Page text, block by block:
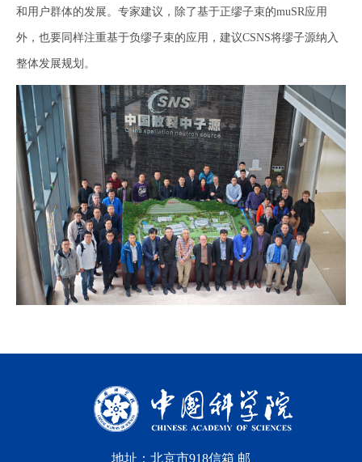
和用户群体的发展。专家建议，除了基于正缪子束的muSR应用
外，也要同样注重基于负缪子束的应用，建议CSNS将缪子源纳入
整体发展规划。
地址：北京市918信箱 邮